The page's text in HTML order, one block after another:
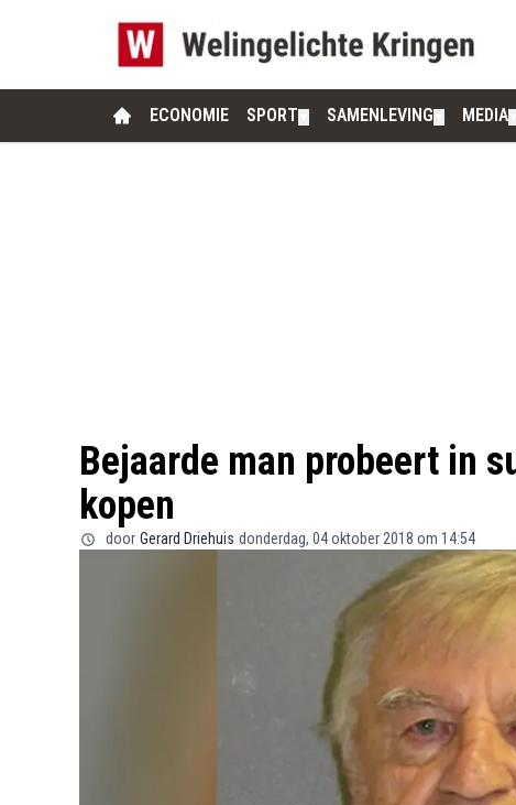
ECONOMIE SPORT SAMENLEVING MEDIA
Bejaarde man probeert in
kopen
door Gerard Driehuis donderdag, 04 oktober 2018 om 14:54